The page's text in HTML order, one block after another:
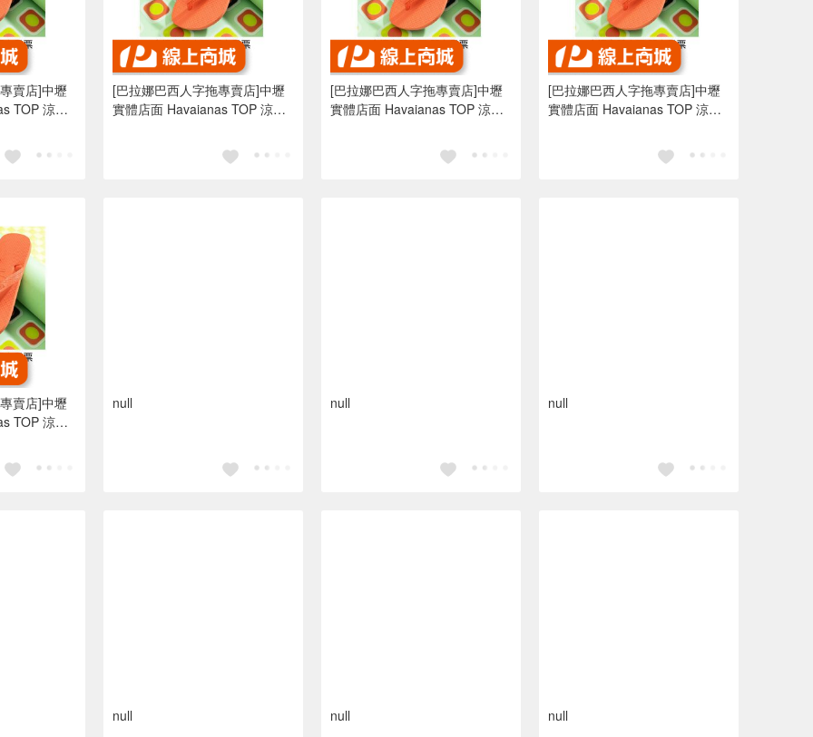
賣店]中壢
涼鞋
[巴拉娜巴西人字拖專賣店]中壢
實體店面 Havaianas TOP 涼鞋
[巴拉娜巴西人字拖專賣店]中壢
實體店面 Havaianas TOP 涼鞋
[巴拉娜巴西人字拖專賣店]中壢
實體店面 Havaianas TOP 涼鞋
賣店]中壢
涼鞋
null null null
null null null